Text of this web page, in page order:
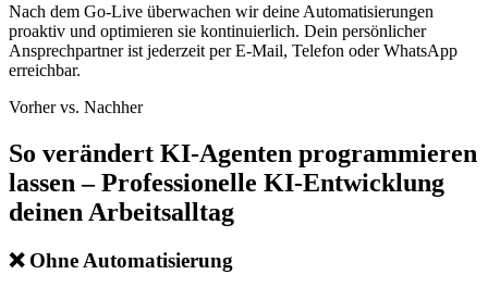
Nach dem Go-Live überwachen wir deine Automatisierungen
proaktiv und optimieren sie kontinuierlich. Dein persönlicher
Ansprechpartner ist jederzeit per E-Mail, Telefon oder WhatsApp
erreichbar.
Vorher vs. Nachher
So verändert KI-Agenten programmieren
lassen – Professionelle KI-Entwicklung
deinen Arbeitsalltag
❌Ohne Automatisierung